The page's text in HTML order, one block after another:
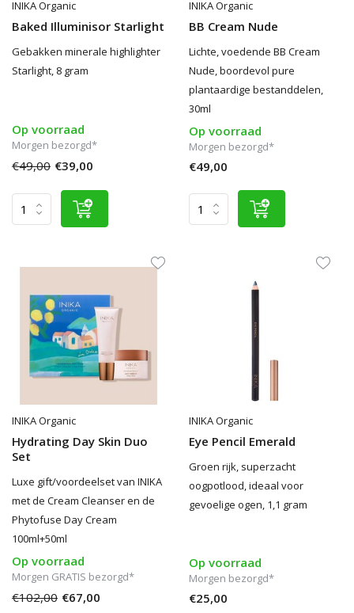
INIKA Organic
Baked Illuminisor Starlight
Gebakken minerale highlighter
Starlight, 8 gram
Op voorraad
Morgen bezorgd*
€49,00 €39,00
INIKA Organic
BB Cream Nude
Lichte, voedende BB Cream
Nude, boordevol pure
plantaardige bestanddelen,
30ml
Op voorraad
Morgen bezorgd*
€49,00
INIKA Organic
Hydrating Day Skin Duo
Set
Luxe gift/voordeelset van INIKA
met de Cream Cleanser en de
Phytofuse Day Cream
100ml+50ml
Op voorraad
Morgen GRATIS bezorgd*
€102,00 €67,00
INIKA Organic
Eye Pencil Emerald
Groen rijk, superzacht
oogpotlood, ideaal voor
gevoelige ogen, 1,1 gram
Op voorraad
Morgen bezorgd*
€25,00